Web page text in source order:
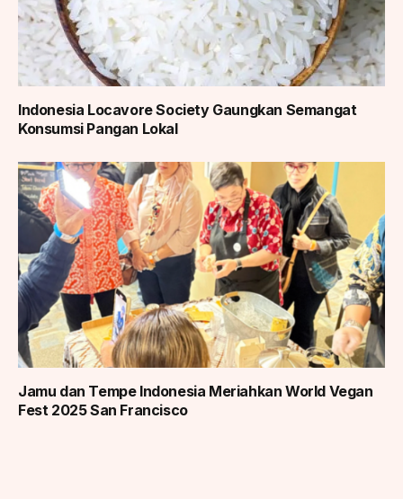
Indonesia Locavore Society Gaungkan Semangat
Konsumsi Pangan Lokal
Jamu dan Tempe Indonesia Meriahkan World Vegan
Fest 2025 San Francisco